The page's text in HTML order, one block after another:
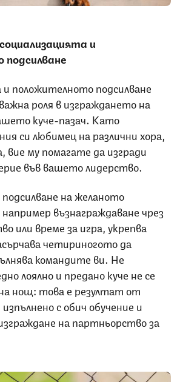
и
положителното подсилване
роля в изграждането на
куче-пазач. Като
си любимец на различни хора,
вие му помагате да изгради
във вашето лидерство.
на желаното
възнаграждаване чрез
или време за игра, укрепва
четириногото да
командите ви. Не
лоялно и предано куче не се
нощ: това е резултат от
с обич обучение и
на партньорство за